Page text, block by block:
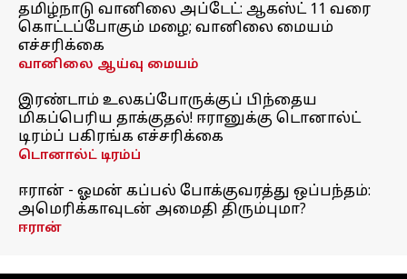
தமிழ்நாடு வானிலை அப்டேட்: ஆகஸ்ட் 11 வரை
கொட்டப்போகும் மழை; வானிலை மையம்
எச்சரிக்கை
வானிலை ஆய்வு மையம்
இரண்டாம் உலகப்போருக்குப் பிந்தைய
மிகப்பெரிய தாக்குதல்! ஈரானுக்கு டொனால்ட்
டிரம்ப் பகிரங்க எச்சரிக்கை
டொனால்ட் டிரம்ப்
ஈரான் - ஓமன் கப்பல் போக்குவரத்து ஒப்பந்தம்:
அமெரிக்காவுடன் அமைதி திரும்புமா?
ஈரான்